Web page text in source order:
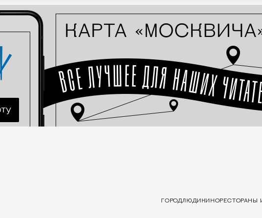
ГОРОДЛЮДИ КИНОРЕСТОРАНЫ